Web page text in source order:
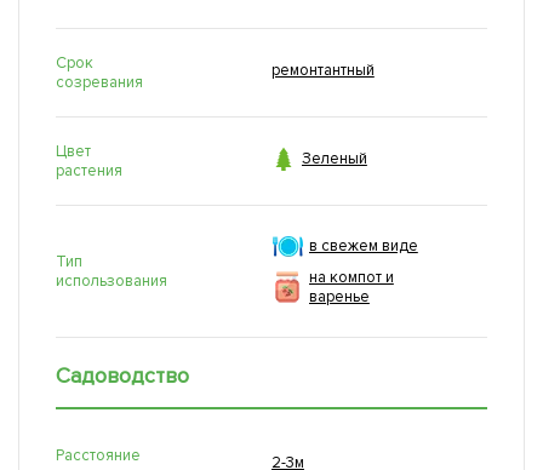
Срок
созревания
ремонтантный
Цвет
растения
 Зеленый
Тип
использования
в свежем виде
на компот и
варенье
Садоводство
Расстояние
2-3м